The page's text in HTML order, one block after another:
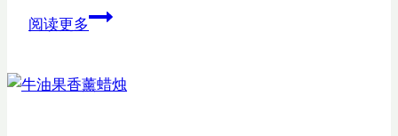
阅读更多定
诞